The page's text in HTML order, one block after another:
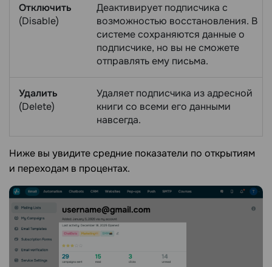
Отключить
(Disable)
Деактивирует подписчика с
возможностью восстановления. В
системе сохраняются данные о
подписчике, но вы не сможете
отправлять ему письма.
Удалить
(Delete)
Удаляет подписчика из адресной
книги со всеми его данными
навсегда.
Ниже вы увидите средние показатели по открытиям
и переходам в процентах.